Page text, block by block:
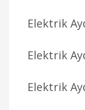
Elektrik
Elektrik
Elektrik